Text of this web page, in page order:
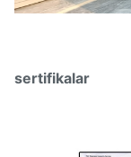
sertifikalar